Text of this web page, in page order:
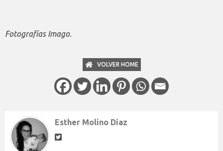
Fotografías Imago.
VOLVER HOME
Esther Molino Díaz